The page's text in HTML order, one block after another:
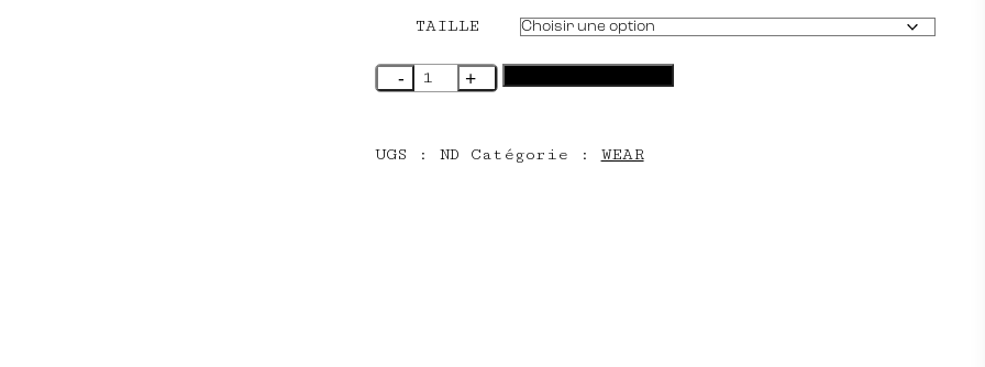
TAILLE
quantité
de
hawaii
UGS : ND Catégorie : WEAR